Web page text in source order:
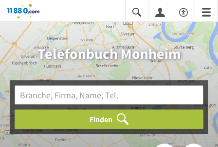
11880.com
Telefonbuch Monheim
Finden